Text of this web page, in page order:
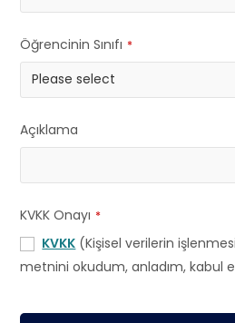
Öğrencinin Sınıfı *
Açıklama
KVKK Onayı *
KVKK (Kişisel verilerin
metnini okudum, anladım, kabul